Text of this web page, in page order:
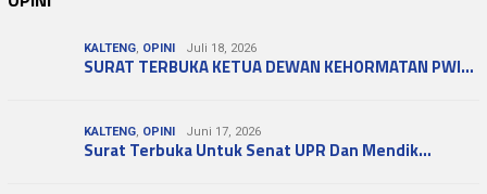
KALTENG, OPINI Juli 18, 2026
SURAT TERBUKA KETUA DEWAN KEHORMATAN PWI…
KALTENG, OPINI Juni 17, 2026
Surat Terbuka Untuk Senat UPR Dan Mendik…